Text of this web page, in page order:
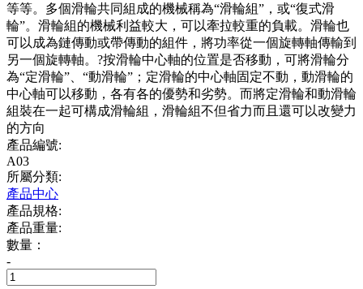
等等。多個滑輪共同組成的機械稱為“滑輪組”，或“復式滑
輪”。滑輪組的機械利益較大，可以牽拉較重的負載。滑輪也
可以成為鏈傳動或帶傳動的組件，將功率從一個旋轉軸傳輸到
另一個旋轉軸。?按滑輪中心軸的位置是否移動，可將滑輪分
為“定滑輪”、“動滑輪”；定滑輪的中心軸固定不動，動滑輪的
中心軸可以移動，各有各的優勢和劣勢。而將定滑輪和動滑輪
組裝在一起可構成滑輪組，滑輪組不但省力而且還可以改變力
的方向
產品編號:
A03
所屬分類:
產品中心
產品規格:
產品重量:
數量：
-